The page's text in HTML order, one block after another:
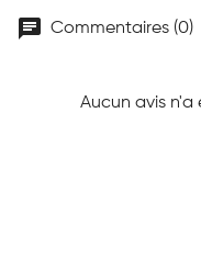
chat Commentaires (0)
Aucun avis n'a